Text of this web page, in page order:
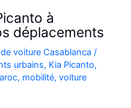
à
déplacements
voiture Casablanca /
urbains, Kia Picanto,
, mobilité, voiture